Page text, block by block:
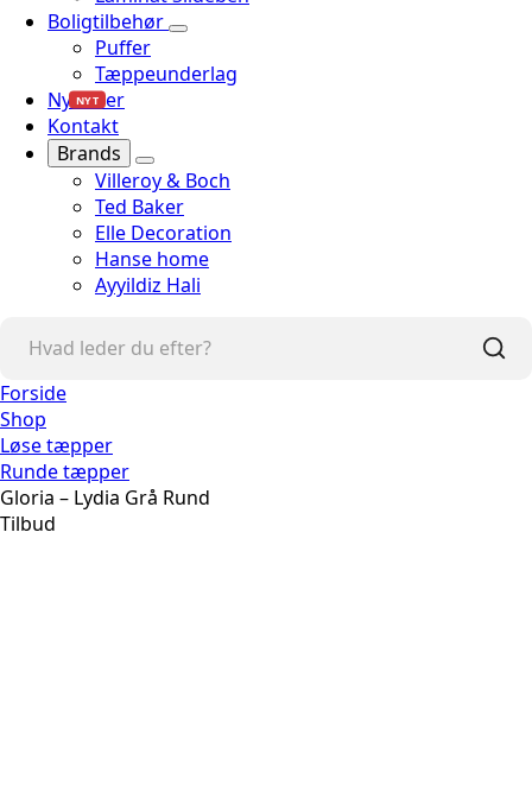
Boligtilbehør
Puffer
Tæppeunderlag
Nyheder
NYT
Kontakt
Brands
Villeroy & Boch
Ted Baker
Elle Decoration
Hanse home
Ayyildiz Hali
Forside
Shop
Løse tæpper
Runde tæpper
Gloria – Lydia Grå Rund
Tilbud